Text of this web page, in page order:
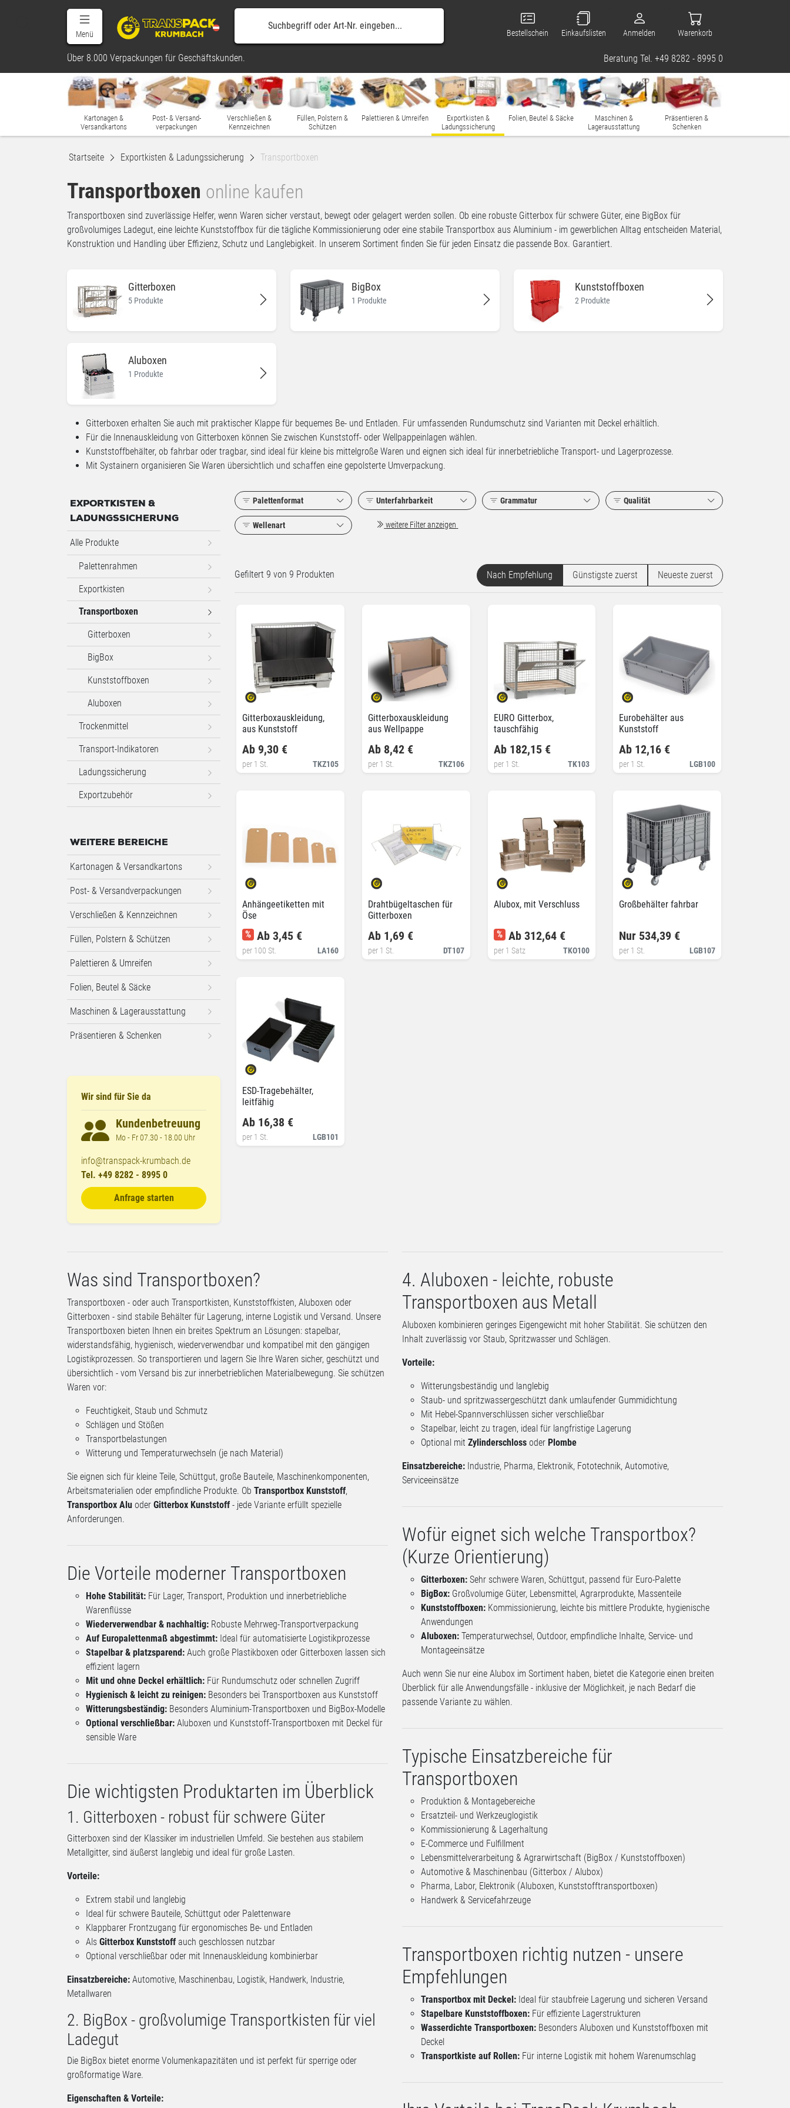
Menü Bestellschein Einkaufslisten Anmelden Warenkorb
Über 8.000 Verpackungen für Geschäftskunden. Beratung Tel. +49 8282 - 8995 0
Kartonagen &
Versandkartons
Post- & Versand-
verpackungen
Verschließen &
Kennzeichnen
Füllen, Polstern &
Schützen
Palettieren & Umreifen
Exportkisten &
Ladungssicherung
Folien, Beutel & Säcke
Maschinen &
Lagerausstattung
Präsentieren &
Schenken
Startseite Exportkisten & Ladungssicherung Transportboxen
Transportboxen online kaufen
Transportboxen sind zuverlässige Helfer, wenn Waren sicher verstaut, bewegt oder gelagert werden sollen. Ob eine robuste Gitterbox für schwere Güter, eine BigBox für
großvolumiges Ladegut, eine leichte Kunststoffbox für die tägliche Kommissionierung oder eine stabile Transportbox aus Aluminium - im gewerblichen Alltag entscheiden Material,
Konstruktion und Handling über Effizienz, Schutz und Langlebigkeit. In unserem Sortiment finden Sie für jeden Einsatz die passende Box. Garantiert.
Gitterboxen
5 Produkte
BigBox
1 Produkte
Kunststoffboxen
2 Produkte
Aluboxen
1 Produkte
Gitterboxen erhalten Sie auch mit praktischer Klappe für bequemes Be- und Entladen. Für umfassenden Rundumschutz sind Varianten mit Deckel erhältlich.
Für die Innenauskleidung von Gitterboxen können Sie zwischen Kunststoff- oder Wellpappeinlagen wählen.
Kunststoffbehälter, ob fahrbar oder tragbar, sind ideal für kleine bis mittelgroße Waren und eignen sich ideal für innerbetriebliche Transport- und Lagerprozesse.
Mit Systainern organisieren Sie Waren übersichtlich und schaffen eine gepolsterte Umverpackung.
Palettenformat Unterfahrbarkeit Grammatur Qualität
Wellenart weitere Filter anzeigen
Gefiltert 9 von 9 Produkten Nach Empfehlung Günstigste zuerst Neueste zuerst
Gitterboxauskleidung,
aus Kunststoff
TKZ105
Ab 9,30 €
per 1 St.
Gitterboxauskleidung
aus Wellpappe
TKZ106
Ab 8,42 €
per 1 St.
EURO Gitterbox,
tauschfähig
TK103
Ab 182,15 €
per 1 St.
Eurobehälter aus
Kunststoff
LGB100
Ab 12,16 €
per 1 St.
Anhängeetiketten mit
Öse
LA160
% Ab 3,45 €
per 100 St.
Drahtbügeltaschen für
Gitterboxen
DT107
Ab 1,69 €
per 1 St.
Alubox, mit Verschluss
TKO100
% Ab 312,64 €
per 1 Satz
Großbehälter fahrbar
LGB107
Nur 534,39 €
per 1 St.
ESD-Tragebehälter,
leitfähig
LGB101
Ab 16,38 €
per 1 St.
Was sind Transportboxen?
Transportboxen - oder auch Transportkisten, Kunststoffkisten, Aluboxen oder
Gitterboxen - sind stabile Behälter für Lagerung, interne Logistik und Versand. Unsere
Transportboxen bieten Ihnen ein breites Spektrum an Lösungen: stapelbar,
widerstandsfähig, hygienisch, wiederverwendbar und kompatibel mit den gängigen
Logistikprozessen. So transportieren und lagern Sie Ihre Waren sicher, geschützt und
übersichtlich - vom Versand bis zur innerbetrieblichen Materialbewegung. Sie schützen
Waren vor:
Feuchtigkeit, Staub und Schmutz
Schlägen und Stößen
Transportbelastungen
Witterung und Temperaturwechseln (je nach Material)
Sie eignen sich für kleine Teile, Schüttgut, große Bauteile, Maschinenkomponenten,
Arbeitsmaterialien oder empfindliche Produkte. Ob Transportbox Kunststoff,
Transportbox Alu oder Gitterbox Kunststoff - jede Variante erfüllt spezielle
Anforderungen.
Die Vorteile moderner Transportboxen
Hohe Stabilität: Für Lager, Transport, Produktion und innerbetriebliche
Warenflüsse
Wiederverwendbar & nachhaltig: Robuste Mehrweg-Transportverpackung
Auf Europalettenmaß abgestimmt: Ideal für automatisierte Logistikprozesse
Stapelbar & platzsparend: Auch große Plastikboxen oder Gitterboxen lassen sich
effizient lagern
Mit und ohne Deckel erhältlich: Für Rundumschutz oder schnellen Zugriff
Hygienisch & leicht zu reinigen: Besonders bei Transportboxen aus Kunststoff
Witterungsbeständig: Besonders Aluminium-Transportboxen und BigBox-Modelle
Optional verschließbar: Aluboxen und Kunststoff-Transportboxen mit Deckel für
sensible Ware
Die wichtigsten Produktarten im Überblick
1. Gitterboxen - robust für schwere Güter
Gitterboxen sind der Klassiker im industriellen Umfeld. Sie bestehen aus stabilem
Metallgitter, sind äußerst langlebig und ideal für große Lasten.
Vorteile:
Extrem stabil und langlebig
Ideal für schwere Bauteile, Schüttgut oder Palettenware
Klappbarer Frontzugang für ergonomisches Be- und Entladen
Als Gitterbox Kunststoff auch geschlossen nutzbar
Optional verschließbar oder mit Innenauskleidung kombinierbar
Einsatzbereiche: Automotive, Maschinenbau, Logistik, Handwerk, Industrie,
Metallwaren
2. BigBox - großvolumige Transportkisten für viel
Ladegut
Die BigBox bietet enorme Volumenkapazitäten und ist perfekt für sperrige oder
großformatige Ware.
Eigenschaften & Vorteile:
4. Aluboxen - leichte, robuste
Transportboxen aus Metall
Aluboxen kombinieren geringes Eigengewicht mit hoher Stabilität. Sie schützen den
Inhalt zuverlässig vor Staub, Spritzwasser und Schlägen.
Vorteile:
Witterungsbeständig und langlebig
Staub- und spritzwassergeschützt dank umlaufender Gummidichtung
Mit Hebel-Spannverschlüssen sicher verschließbar
Stapelbar, leicht zu tragen, ideal für langfristige Lagerung
Optional mit Zylinderschloss oder Plombe
Einsatzbereiche: Industrie, Pharma, Elektronik, Fototechnik, Automotive,
Serviceeinsätze
Wofür eignet sich welche Transportbox?
(Kurze Orientierung)
Gitterboxen: Sehr schwere Waren, Schüttgut, passend für Euro-Palette
BigBox: Großvolumige Güter, Lebensmittel, Agrarprodukte, Massenteile
Kunststoffboxen: Kommissionierung, leichte bis mittlere Produkte, hygienische
Anwendungen
Aluboxen: Temperaturwechsel, Outdoor, empfindliche Inhalte, Service- und
Montageeinsätze
Auch wenn Sie nur eine Alubox im Sortiment haben, bietet die Kategorie einen breiten
Überblick für alle Anwendungsfälle - inklusive der Möglichkeit, je nach Bedarf die
passende Variante zu wählen.
Typische Einsatzbereiche für
Transportboxen
Produktion & Montagebereiche
Ersatzteil- und Werkzeuglogistik
Kommissionierung & Lagerhaltung
E-Commerce und Fulfillment
Lebensmittelverarbeitung & Agrarwirtschaft (BigBox / Kunststoffboxen)
Automotive & Maschinenbau (Gitterbox / Alubox)
Pharma, Labor, Elektronik (Aluboxen, Kunststofftransportboxen)
Handwerk & Servicefahrzeuge
Transportboxen richtig nutzen - unsere
Empfehlungen
Transportbox mit Deckel: Ideal für staubfreie Lagerung und sicheren Versand
Stapelbare Kunststoffboxen: Für effiziente Lagerstrukturen
Wasserdichte Transportboxen: Besonders Aluboxen und Kunststoffboxen mit
Deckel
Transportkiste auf Rollen: Für interne Logistik mit hohem Warenumschlag
EXPORTKISTEN &
LADUNGSSICHERUNG
Alle Produkte
Palettenrahmen
Exportkisten
Transportboxen
Gitterboxen
BigBox
Kunststoffboxen
Aluboxen
Trockenmittel
Transport-Indikatoren
Ladungssicherung
Exportzubehör
WEITERE BEREICHE
Kartonagen & Versandkartons
Post- & Versandverpackungen
Verschließen & Kennzeichnen
Füllen, Polstern & Schützen
Palettieren & Umreifen
Folien, Beutel & Säcke
Maschinen & Lagerausstattung
Präsentieren & Schenken
Wir sind für Sie da
Kundenbetreuung
Mo - Fr 07.30 - 18.00 Uhr
info@transpack-krumbach.de
Tel. +49 8282 - 8995 0
Anfrage starten